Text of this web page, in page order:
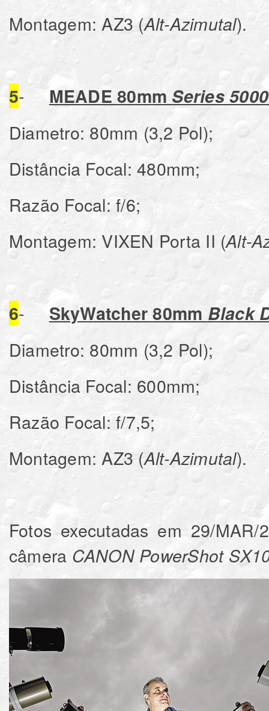
Montagem: AZ3 (Alt-Azimutal).
5- MEADE 80mm Series 5000
Diametro: 80mm (3,2 Pol);
Distância Focal: 480mm;
Razão Focal: f/6;
Montagem: VIXEN Porta II (Alt-
6- SkyWatcher 80mm Black
Diametro: 80mm (3,2 Pol);
Distância Focal: 600mm;
Razão Focal: f/7,5;
Montagem: AZ3 (Alt-Azimutal).
Fotos executadas em 29/
câmera CANON PowerShot